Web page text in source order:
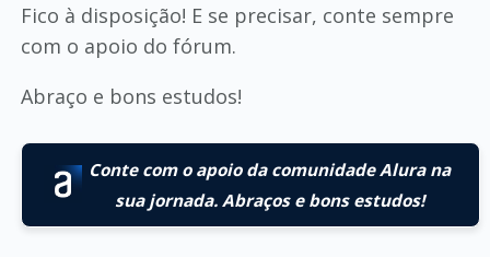
Fico à disposição! E se precisar, conte sempre
com o apoio do fórum.
Abraço e bons estudos!
Conte com o apoio da comunidade Alura na
sua jornada. Abraços e bons estudos!